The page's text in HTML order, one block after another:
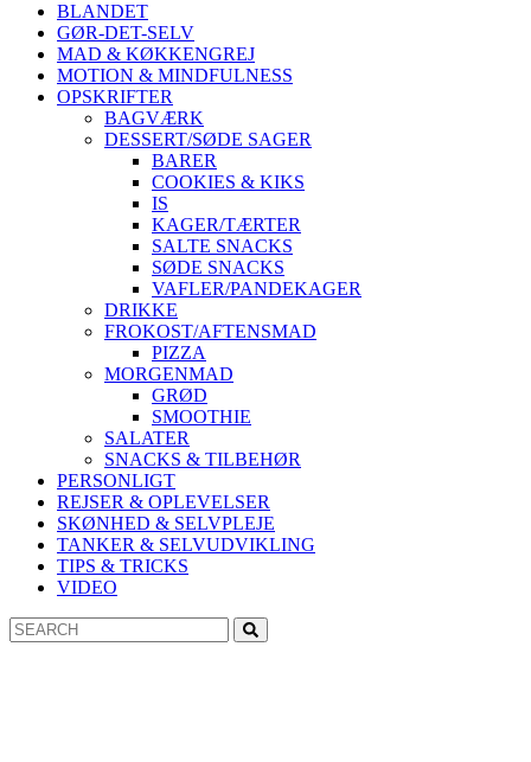
BLANDET
GØR-DET-SELV
MAD & KØKKENGREJ
MOTION & MINDFULNESS
OPSKRIFTER
BAGVÆRK
DESSERT/SØDE SAGER
BARER
COOKIES & KIKS
IS
KAGER/TÆRTER
SALTE SNACKS
SØDE SNACKS
VAFLER/PANDEKAGER
DRIKKE
FROKOST/AFTENSMAD
PIZZA
MORGENMAD
GRØD
SMOOTHIE
SALATER
SNACKS & TILBEHØR
PERSONLIGT
REJSER & OPLEVELSER
SKØNHED & SELVPLEJE
TANKER & SELVUDVIKLING
TIPS & TRICKS
VIDEO
Search
for: